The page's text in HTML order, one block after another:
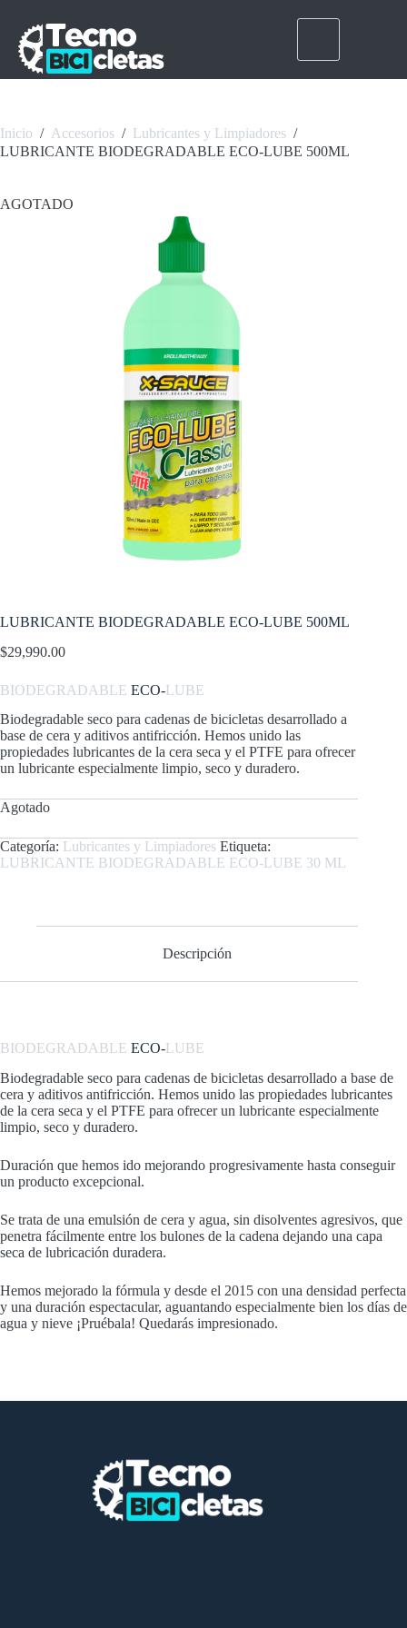
contenido
Inicio / Accesorios / Lubricantes y Limpiadores /
LUBRICANTE BIODEGRADABLE ECO-LUBE 500ML
AGOTADO
LUBRICANTE BIODEGRADABLE ECO-LUBE 500ML
$29,990.00
BIODEGRADABLE ECO-LUBE
Biodegradable seco para cadenas de bicicletas desarrollado a
base de cera y aditivos antifricción. Hemos unido las
propiedades lubricantes de la cera seca y el PTFE para ofrecer
un lubricante especialmente limpio, seco y duradero.
Agotado
Categoría: Lubricantes y Limpiadores Etiqueta:
LUBRICANTE BIODEGRADABLE ECO-LUBE 30 ML
Descripción
BIODEGRADABLE ECO-LUBE
Biodegradable seco para cadenas de bicicletas desarrollado a base de
cera y aditivos antifricción. Hemos unido las propiedades lubricantes
de la cera seca y el PTFE para ofrecer un lubricante especialmente
limpio, seco y duradero.
Duración que hemos ido mejorando progresivamente hasta conseguir
un producto excepcional.
Se trata de una emulsión de cera y agua, sin disolventes agresivos, que
penetra fácilmente entre los bulones de la cadena dejando una capa
seca de lubricación duradera.
Hemos mejorado la fórmula y desde el 2015 con una densidad perfecta
y una duración espectacular, aguantando especialmente bien los días de
agua y nieve ¡Pruébala! Quedarás impresionado.